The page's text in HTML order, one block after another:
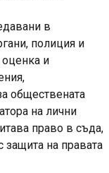
в
полиция и
и
обществената
на лични
право в съда,
защита на правата